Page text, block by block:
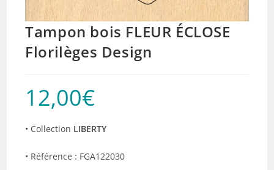
Tampon bois FLEUR ÉCLOSE
Florilèges Design
12,00€
• Collection LIBERTY
• Référence : FGA122030